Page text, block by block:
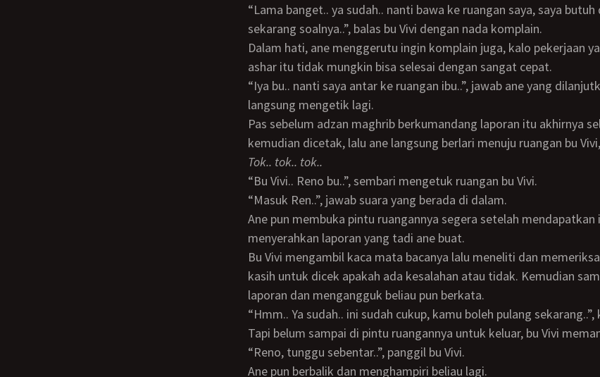
“Lama banget.. ya sudah.. nanti bawa ke ruangan saya, saya butuh datanya buat
sekarang soalnya..”, balas bu Vivi dengan nada komplain.
Dalam hati, ane menggerutu ingin komplain juga, kalo pekerjaan yang dikasih selepas
ashar itu tidak mungkin bisa selesai dengan sangat cepat.
“Iya bu.. nanti saya antar ke ruangan ibu..”, jawab ane yang dilanjutkan dengan
langsung mengetik lagi.
Pas sebelum adzan maghrib berkumandang laporan itu akhirnya selesai diketik dan
kemudian dicetak, lalu ane langsung berlari menuju ruangan bu
Tok.. tok.. tok..
“Bu Vivi.. Reno bu..”, sembari mengetuk ruangan bu Vivi.
“Masuk Ren..”, jawab suara yang berada di dalam.
Ane pun membuka pintu ruangannya segera setelah mendapatkan ijin, dan langsung
menyerahkan laporan yang tadi ane buat.
Bu Vivi mengambil kaca mata bacanya lalu meneliti dan memeriksa laporan yang ane
kasih untuk dicek apakah ada kesalahan atau tidak. Kemudian
laporan dan mengangguk beliau pun berkata.
“Hmm.. Ya sudah.. ini sudah cukup, kamu boleh pulang
Tapi belum sampai di pintu ruangannya untuk keluar, bu Vivi
“Reno, tunggu sebentar..”, panggil bu Vivi.
Ane pun berbalik dan menghampiri beliau lagi.